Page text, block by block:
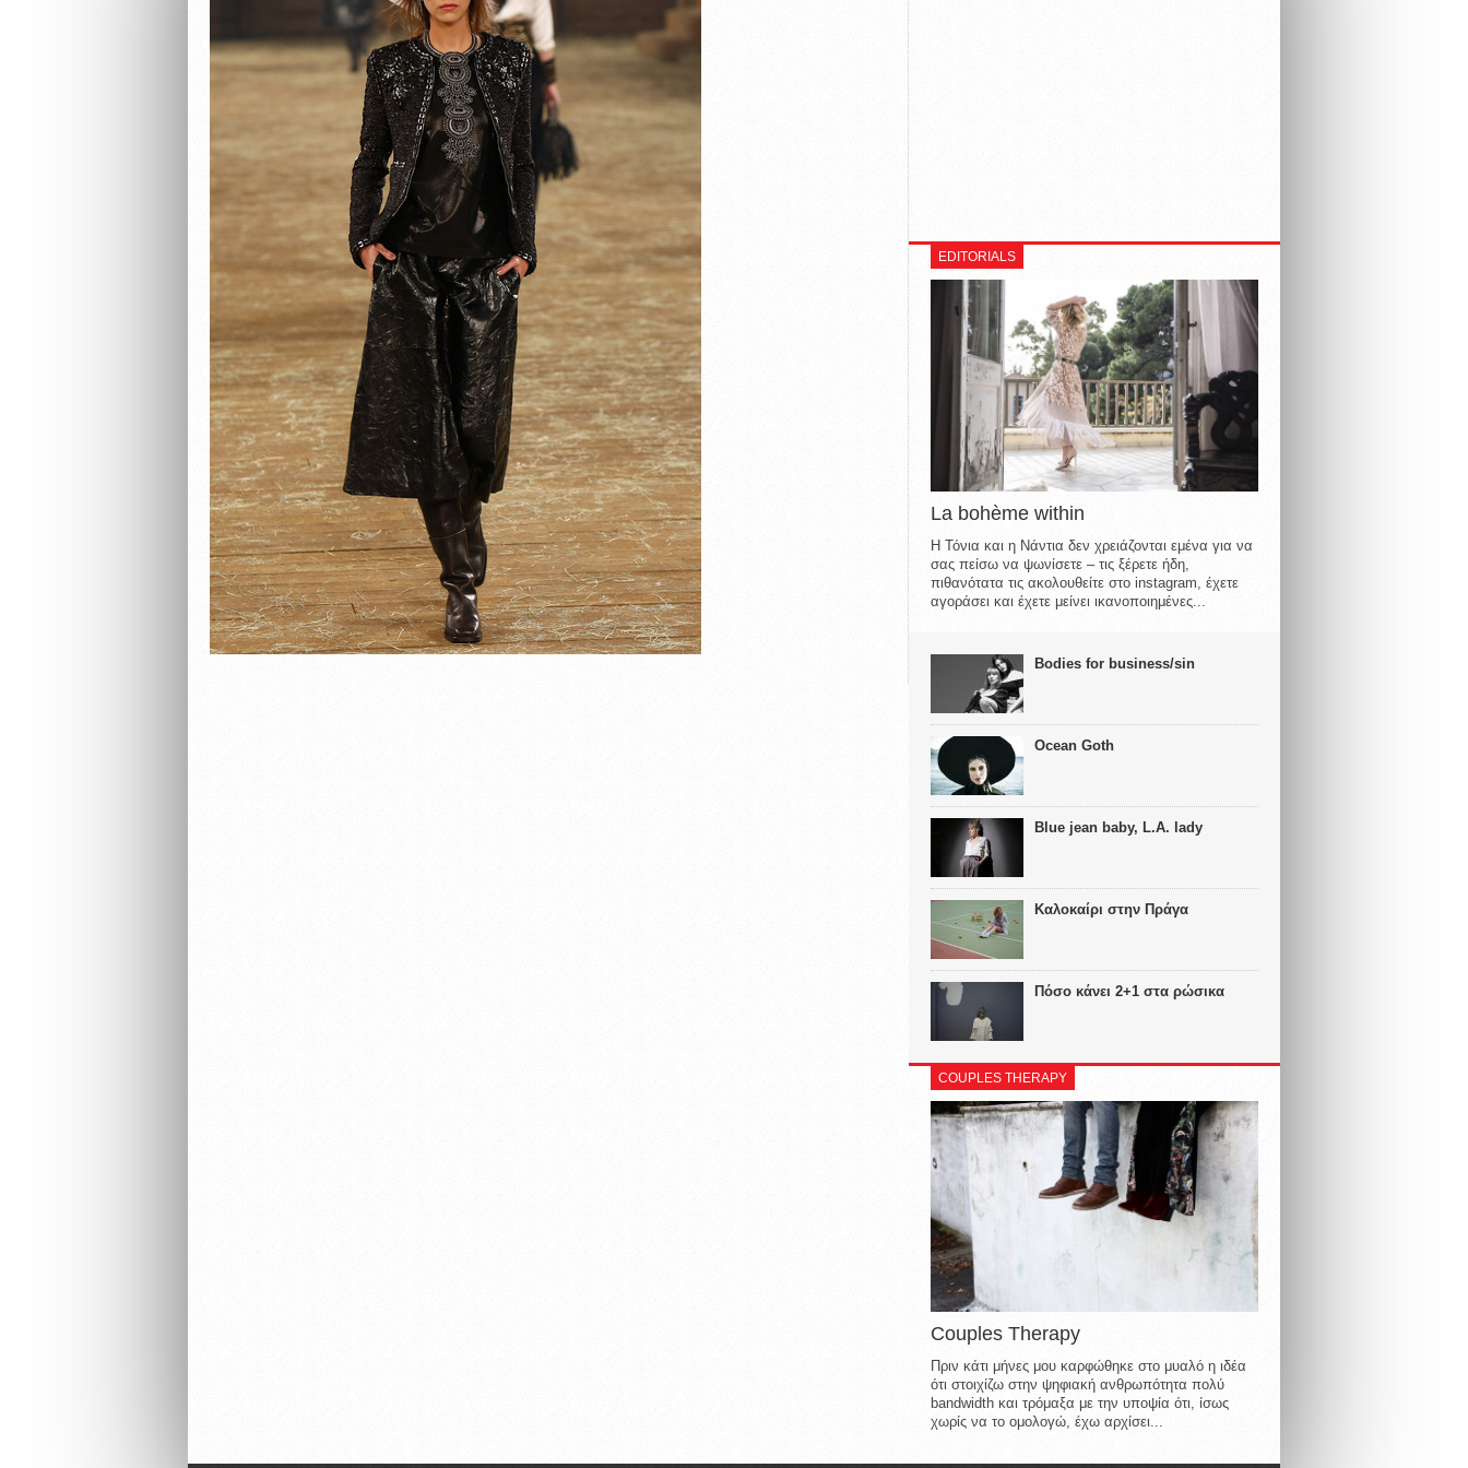
EDITORIALS
La bohème within
Η Τόνια και η Νάντια δεν χρειάζονται εμένα για να
σας πείσω να ψωνίσετε – τις ξέρετε ήδη,
πιθανότατα τις ακολουθείτε στο instagram, έχετε
αγοράσει και έχετε μείνει ικανοποιημένες...
Bodies for business/sin
Ocean Goth
Blue jean baby, L.A. lady
Καλοκαίρι στην Πράγα
Πόσο κάνει 2+1 στα ρώσικα
COUPLES THERAPY
Couples Therapy
Πριν κάτι μήνες μου καρφώθηκε στο μυαλό η ιδέα
ότι στοιχίζω στην ψηφιακή ανθρωπότητα πολύ
bandwidth και τρόμαξα με την υποψία ότι, ίσως
χωρίς να το ομολογώ, έχω αρχίσει...